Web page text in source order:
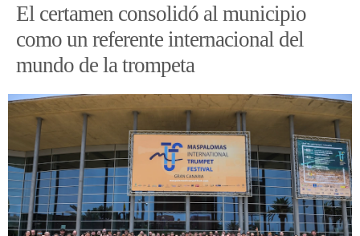
El certamen consolidó al municipio
como un referente internacional del
mundo de la trompeta